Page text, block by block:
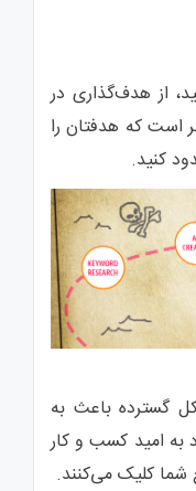
از هدف‌گذاری در
است که هدفتان را
کنید.
گسترده باعث به
به امید کسب ‌و کار
شما کلیک می‌کنند.